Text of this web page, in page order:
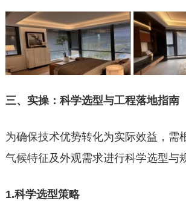
三、实操：科学选型与工程落地指南
为确保技术优势转化为实际效益，需
气候特征及外观需求进行科学选型与
1.科学选型策略